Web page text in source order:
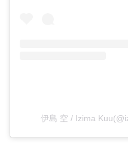
伊島 空 / Izima